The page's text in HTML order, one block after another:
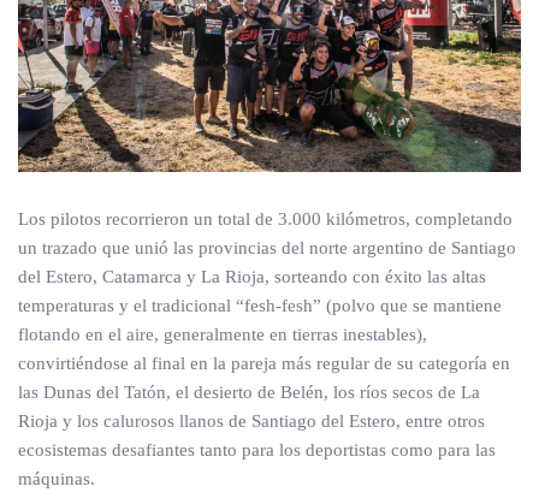
Los pilotos recorrieron un total de 3.000 kilómetros, completando
un trazado que unió las provincias del norte argentino de Santiago
del Estero, Catamarca y La Rioja, sorteando con éxito las altas
temperaturas y el tradicional “fesh-fesh” (polvo que se mantiene
flotando en el aire, generalmente en tierras inestables),
convirtiéndose al final en la pareja más regular de su categoría en
las Dunas del Tatón, el desierto de Belén, los ríos secos de La
Rioja y los calurosos llanos de Santiago del Estero, entre otros
ecosistemas desafiantes tanto para los deportistas como para las
máquinas.